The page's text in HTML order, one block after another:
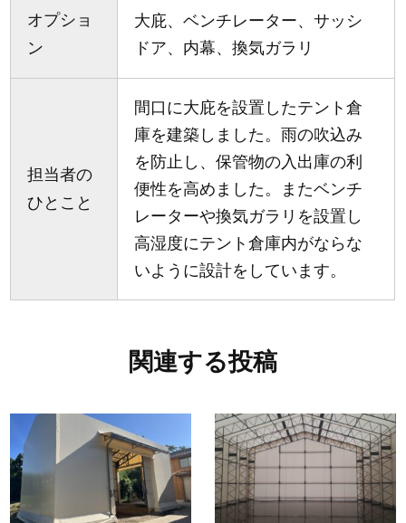
オプショ
ン
大庇、ベンチレーター、サッシ
ドア、内幕、換気ガラリ
担当者の
ひとこと
間口に大庇を設置したテント倉
庫を建築しました。雨の吹込み
を防止し、保管物の入出庫の利
便性を高めました。またベンチ
レーターや換気ガラリを設置し
高湿度にテント倉庫内がならな
いように設計をしています。
関連する投稿